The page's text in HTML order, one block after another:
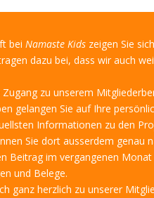
bei Namaste Kids zeigen Sie
dazu bei, dass wir auch
zu unserem
gelangen Sie auf Ihre
Informationen zu den
Sie dort ausserdem genau
Beitrag im vergangenen
und Belege.
ganz herzlich zu unserer